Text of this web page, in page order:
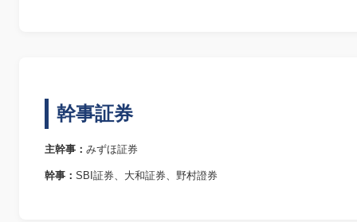
幹事証券
主幹事： みずほ証券
幹事： SBI証券、大和証券、野村證券